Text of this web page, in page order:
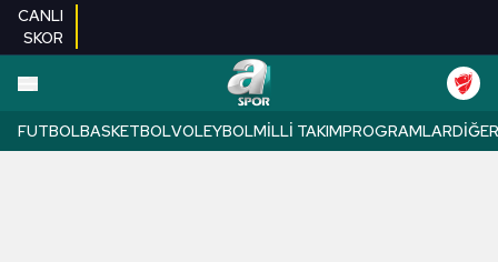
CANLI
SKOR
FUTBOLBASKETBOLVOLEYBOLMILLI TAKIMPROGRAMLARDIĞER